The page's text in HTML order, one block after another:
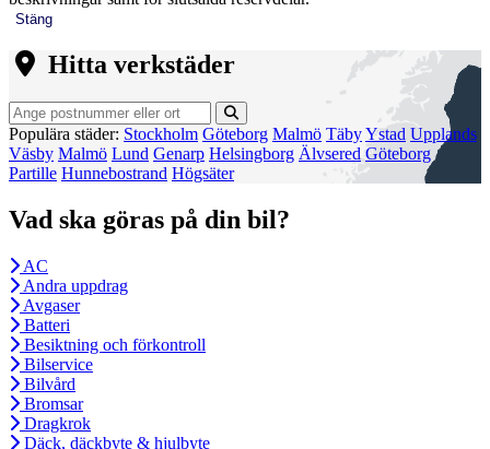
Stäng
Hitta verkstäder
Populära städer: Stockholm Göteborg Malmö TäbyYstad Upplands
Väsby Malmö Lund Genarp Helsingborg Älvsered Göteborg
Partille Hunnebostrand Högsäter
Vad ska göras på din bil?
AC
Andra uppdrag
Avgaser
Batteri
Besiktning och förkontroll
Bilservice
Bilvård
Bromsar
Dragkrok
Däck, däckbyte & hjulbyte